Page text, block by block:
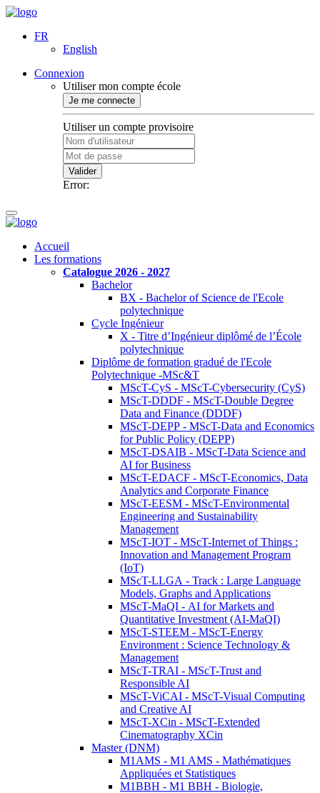
FR
English
Connexion
Utiliser mon compte école
Je me connecte
Utiliser un compte provisoire
Valider
Error:
Accueil
Les formations
Catalogue 2026 - 2027
Bachelor
BX - Bachelor of Science de l'Ecole
polytechnique
Cycle Ingénieur
X - Titre d’Ingénieur diplômé de l’École
polytechnique
Diplôme de formation gradué de l'Ecole
Polytechnique -MSc&T
MScT-CyS - MScT-Cybersecurity (CyS)
MScT-DDDF - MScT-Double Degree
Data and Finance (DDDF)
MScT-DEPP - MScT-Data and Economics
for Public Policy (DEPP)
MScT-DSAIB - MScT-Data Science and
AI for Business
MScT-EDACF - MScT-Economics, Data
Analytics and Corporate Finance
MScT-EESM - MScT-Environmental
Engineering and Sustainability
Management
MScT-IOT - MScT-Internet of Things :
Innovation and Management Program
(IoT)
MScT-LLGA - Track : Large Language
Models, Graphs and Applications
MScT-MaQI - AI for Markets and
Quantitative Investment (AI-MaQI)
MScT-STEEM - MScT-Energy
Environment : Science Technology &
Management
MScT-TRAI - MScT-Trust and
Responsible AI
MScT-ViCAI - MScT-Visual Computing
and Creative AI
MScT-XCin - MScT-Extended
Cinematography XCin
Master (DNM)
M1AMS - M1 AMS - Mathématiques
Appliquées et Statistiques
M1BBH - M1 BBH - Biologie,